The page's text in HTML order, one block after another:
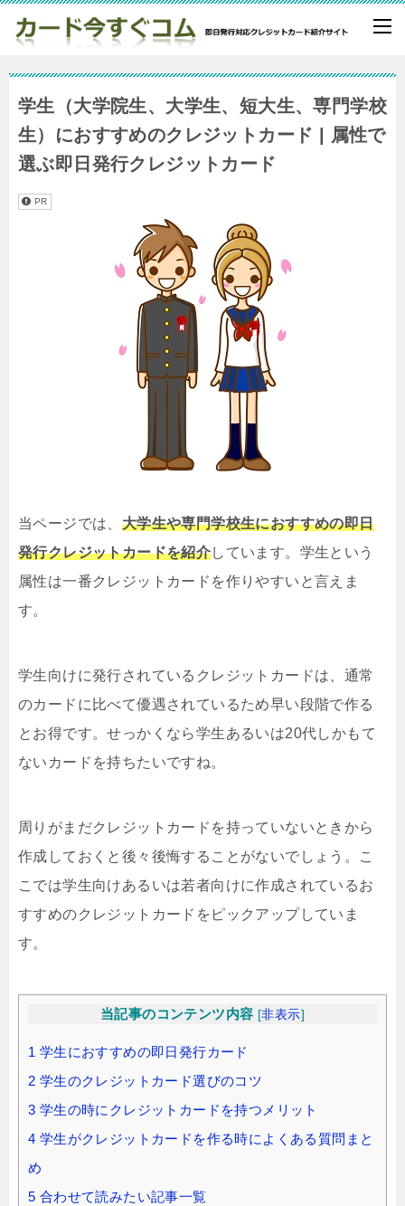
学生（大学院生、大学生、短大生、専門学校
生）におすすめのクレジットカード | 属性で
選ぶ即日発行クレジットカード
PR
当ページでは、 大学生や専門学校生におすすめの即日
発行クレジットカードを紹介しています。学生という
属性は一番クレジットカードを作りやすいと言えま
す。
学生向けに発行されているクレジットカードは、通常
のカードに比べて優遇されているため早い段階で作る
とお得です。せっかくなら学生あるいは20代しかもて
ないカードを持ちたいですね。
周りがまだクレジットカードを持っていないときから
作成しておくと後々後悔することがないでしょう。こ
こでは学生向けあるいは若者向けに作成されているお
すすめのクレジットカードをピックアップしていま
す。
当記事のコンテンツ内容 [非表示]
1 学生におすすめの即日発行カード
2 学生のクレジットカード選びのコツ
3 学生の時にクレジットカードを持つメリット
4 学生がクレジットカードを作る時によくある質問まと
め
5 合わせて読みたい記事一覧